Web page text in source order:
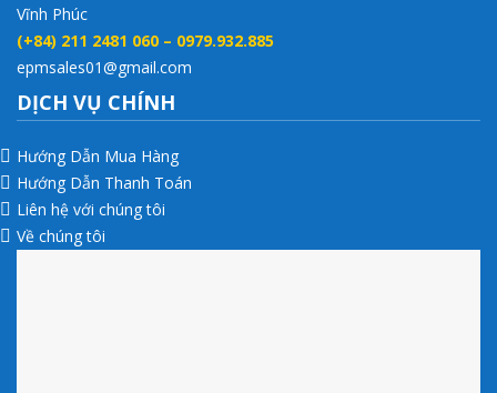
Vĩnh Phúc
(+84) 211 2481 060 – 0979.932.885
epmsales01@gmail.com
DỊCH VỤ CHÍNH
Hướng Dẫn Mua Hàng
Hướng Dẫn Thanh Toán
Liên hệ với chúng tôi
Về chúng tôi